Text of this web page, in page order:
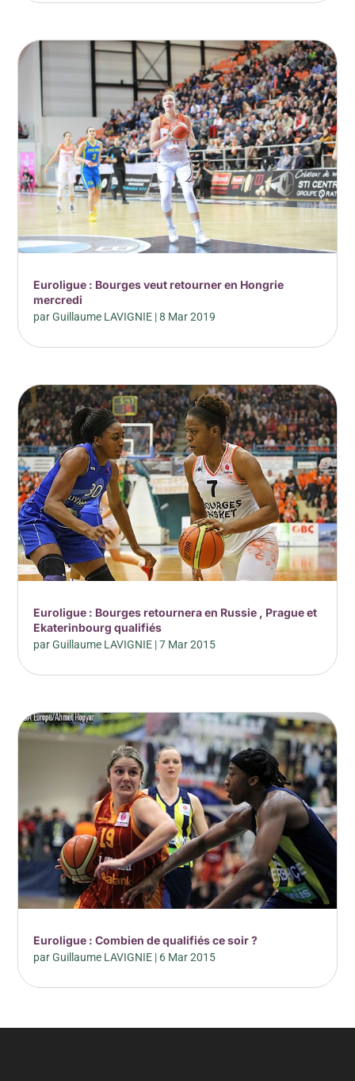
Euroligue : Bourges veut retourner en Hongrie
mercredi
parGuillaume LAVIGNIE |8 Mar 2019
Euroligue : Bourges retournera en Russie , Prague et
Ekaterinbourg qualifiés
parGuillaume LAVIGNIE |7 Mar 2015
Euroligue : Combien de qualifiés ce soir ?
parGuillaume LAVIGNIE | 6 Mar 2015